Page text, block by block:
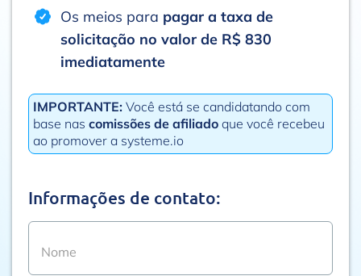
Informações de contato:
Os meios para pagar a taxa de
solicitação no valor de R$ 830
imediatamente
IMPORTANTE: Você está se candidatando com
base nas comissões de afiliado que você recebeu
ao promover a systeme.io